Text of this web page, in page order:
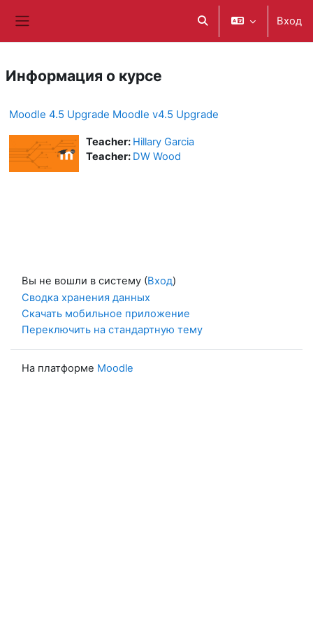
Изменить данныеВход
Информация о курсе
Moodle 4.5 Upgrade Moodle v4.5 Upgrade
Teacher: Hillary Garcia
Teacher: DW Wood
Вы не вошли в систему (Вход)
Сводка хранения данных
Скачать мобильное приложение
Переключить на стандартную тему
На платформе Moodle